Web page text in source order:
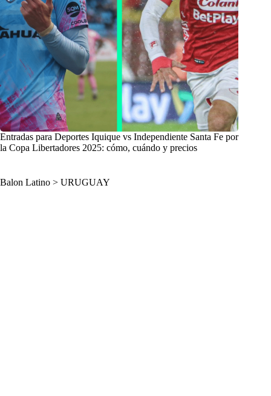
Entradas para Deportes Iquique vs Independiente Santa Fe por
la Copa Libertadores 2025: cómo, cuándo y precios
Balon Latino > URUGUAY